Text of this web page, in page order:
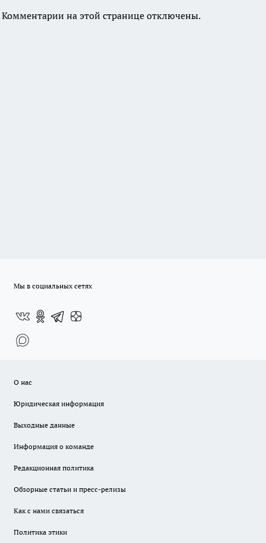
Комментарии на этой странице отключены.
Мы в социальных сетях
О нас
Юридическая информация
Выходные данные
Информация о команде
Редакционная политика
Обзорные статьи и пресс-релизы
Как с нами связаться
Политика этики